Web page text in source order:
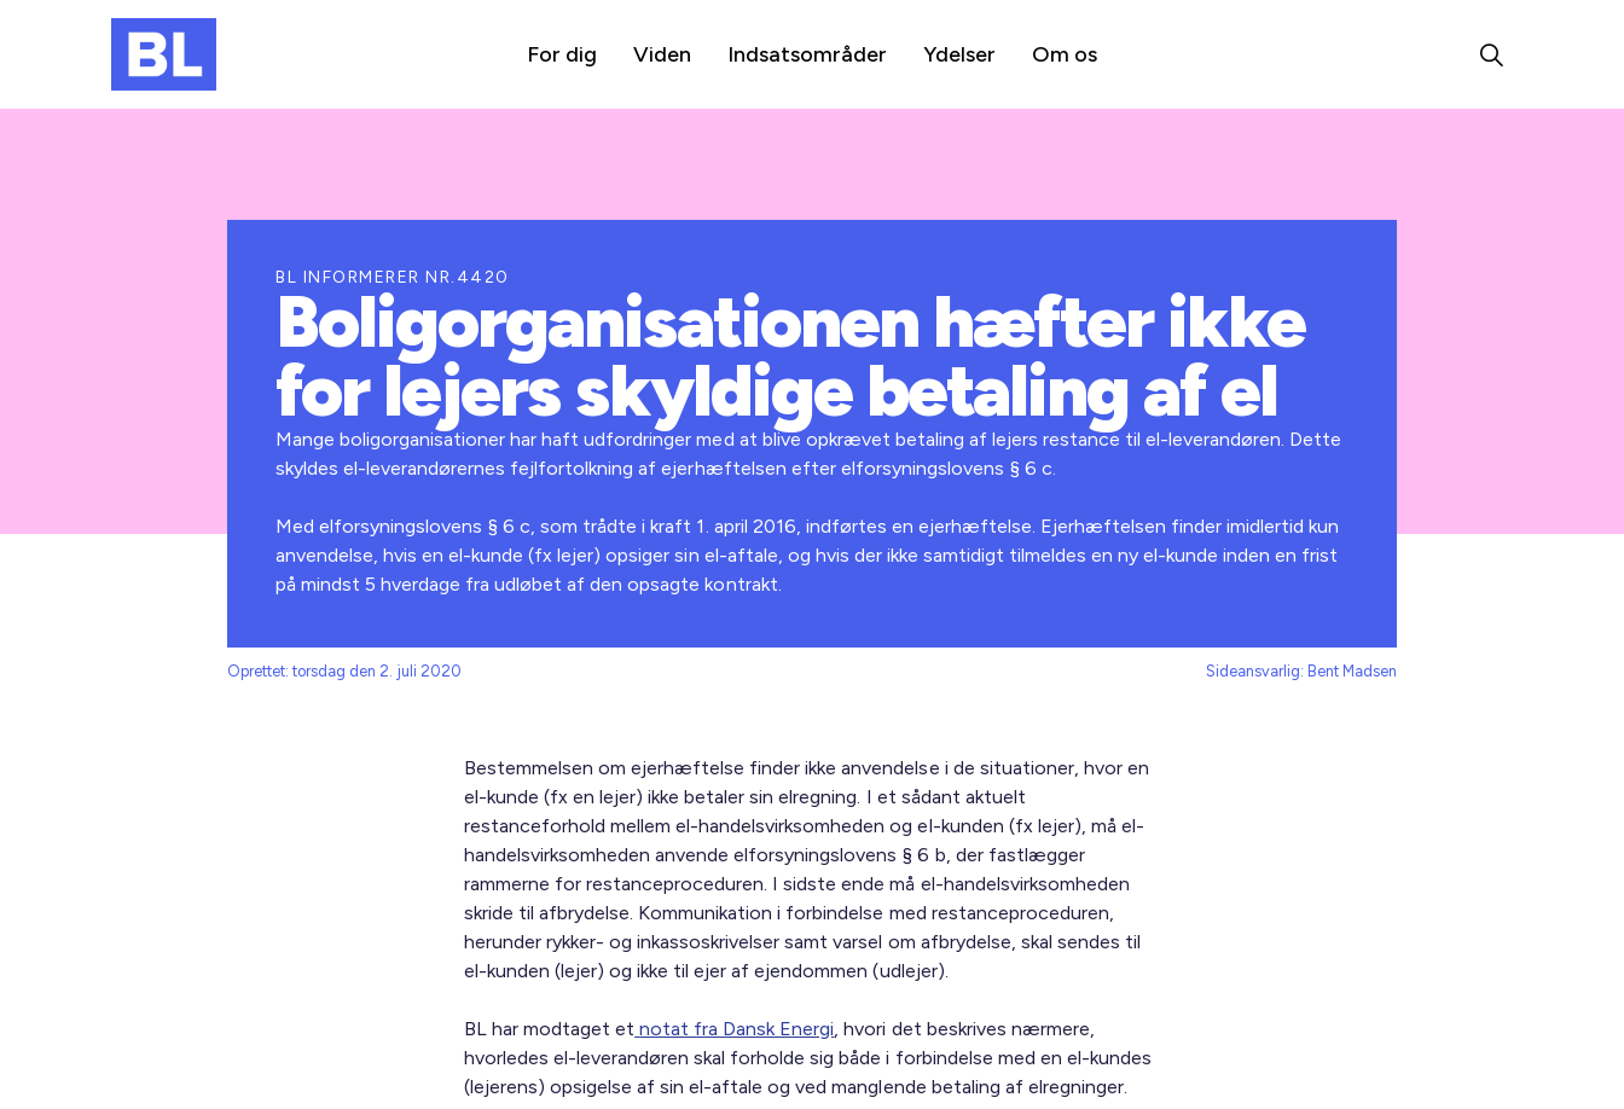
For dig Viden Indsatsområder Ydelser Om os
BL INFORMERER NR.4420
Boligorganisationen hæfter ikke
for lejers skyldige betaling af el
Mange boligorganisationer har haft udfordringer med at blive opkrævet betaling af lejers restance til el-leverandøren. Dette
skyldes el-leverandørernes fejlfortolkning af ejerhæftelsen efter elforsyningslovens § 6 c.
Med elforsyningslovens § 6 c, som trådte i kraft 1. april 2016, indførtes en ejerhæftelse. Ejerhæftelsen finder imidlertid kun
anvendelse, hvis en el-kunde (fx lejer) opsiger sin el-aftale, og hvis der ikke samtidigt tilmeldes en ny el-kunde inden en frist
på mindst 5 hverdage fra udløbet af den opsagte kontrakt.
Oprettet: torsdag den 2. juli 2020 Sideansvarlig: Bent Madsen
Bestemmelsen om ejerhæftelse finder ikke anvendelse i de situationer, hvor en
el-kunde (fx en lejer) ikke betaler sin elregning. I et sådant aktuelt
restanceforhold mellem el-handelsvirksomheden og el-kunden (fx lejer), må el-
handelsvirksomheden anvende elforsyningslovens § 6 b, der fastlægger
rammerne for restanceproceduren. I sidste ende må el-handelsvirksomheden
skride til afbrydelse. Kommunikation i forbindelse med restanceproceduren,
herunder rykker- og inkassoskrivelser samt varsel om afbrydelse, skal sendes til
el-kunden (lejer) og ikke til ejer af ejendommen (udlejer).
BL har modtaget et notat fra Dansk Energi, hvori det beskrives nærmere,
hvorledes el-leverandøren skal forholde sig både i forbindelse med en el-kundes
(lejerens) opsigelse af sin el-aftale og ved manglende betaling af elregninger.